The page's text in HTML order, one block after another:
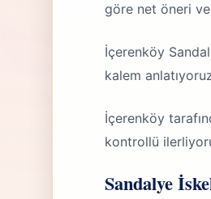
göre net öneri
İçerenköy
kalem
İçerenköy
kontrollü
Sandalye